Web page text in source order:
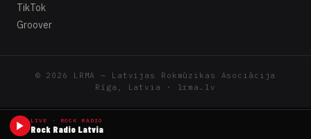
TikTok
Groover
© 2026 LRMA — Latvijas Rokmūzikas Asociācija
Rīga, Latvia · lrma.lv
LIVE · ROCK RADIO
Rock Radio Latvia